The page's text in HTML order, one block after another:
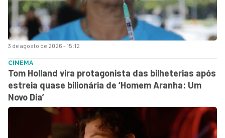
3 de agosto de 2026 - 15:12
CINEMA
Tom Holland vira protagonista das bilheterias após
estreia quase bilionária de ‘Homem Aranha: Um
Novo Dia’